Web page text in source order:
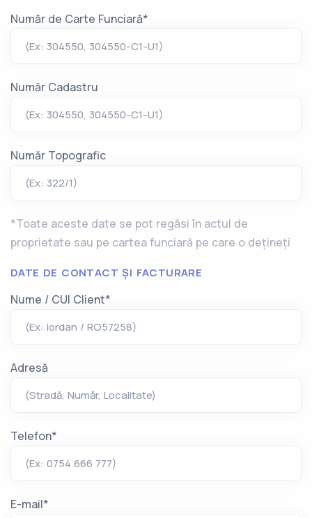
Număr de Carte Funciară*
(Ex: 304550, 304550-C1-U1)
Număr Cadastru
(Ex: 304550, 304550-C1-U1)
Număr Topografic
(Ex: 322/1)
*Toate aceste date se pot regăsi în actul de
proprietate sau pe cartea funciară pe care o dețineți
DATE DE CONTACT ȘI FACTURARE
Nume / CUI Client*
(Ex: Iordan / RO57258)
Adresă
(Stradă, Număr, Localitate)
Telefon*
(Ex: 0754 666 777)
E-mail*